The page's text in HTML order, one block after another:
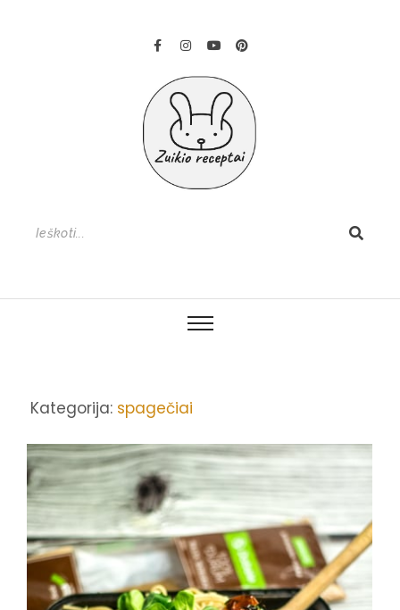
Kategorija: spagečiai